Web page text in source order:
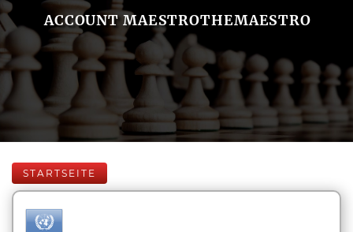
ACCOUNT MAESTROTHEMAESTRO
STARTSEITE